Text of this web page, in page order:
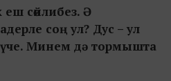
сөйлибез. Ә
соң ул? Дус – ул
Минем дә тормышта